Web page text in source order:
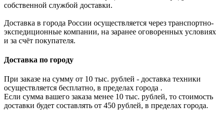
собственной службой доставки.
Доставка в города России осуществляется через транспортно-
экспедиционные компании, на заранее оговоренных условиях
и за счёт покупателя.
Доставка по городу
При заказе на сумму от 10 тыс. рублей - доставка техники
осуществляется бесплатно, в пределах города .
Если сумма вашего заказа менее 10 тыс. рублей, то стоимость
доставки будет составлять от 450 рублей, в пределах города.